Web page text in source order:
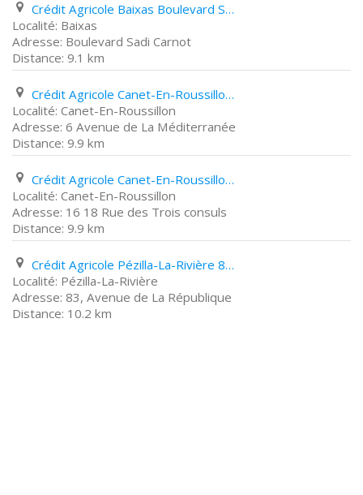
Crédit Agricole Baixas Boulevard Sadi Carnot
Baixas
Boulevard Sadi Carnot
9.1 km
Crédit Agricole Canet-En-Roussillon 6 Avenue de La Méditerranée
Canet-En-Roussillon
6 Avenue de La Méditerranée
9.9 km
Crédit Agricole Canet-En-Roussillon 16 18 Rue des Trois consuls
Canet-En-Roussillon
16 18 Rue des Trois consuls
9.9 km
Crédit Agricole Pézilla-La-Rivière 83, Avenue de La République
Pézilla-La-Rivière
83, Avenue de La République
10.2 km